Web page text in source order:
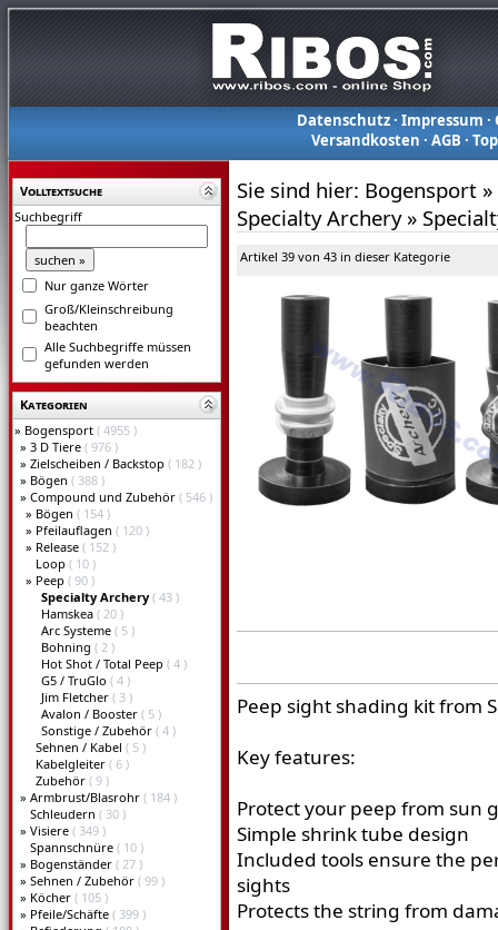
Datenschutz· Impressum ·
Versandkosten ·AGB ·
Volltextsuche
Suchbegriff
Nur ganze Wörter
Groß/Kleinschreibung
beachten
Alle Suchbegriffe müssen
gefunden werden
Kategorien
» Bogensport ( 4955 )
» 3 D Tiere ( 976 )
» Zielscheiben / Backstop ( 182 )
» Bögen ( 388 )
» Compound und Zubehör ( 546 )
» Bögen ( 154 )
» Pfeilauflagen ( 120 )
» Release ( 152 )
Loop ( 10 )
» Peep ( 90 )
Specialty Archery ( 43 )
Hamskea ( 20 )
Arc Systeme ( 5 )
Bohning ( 2 )
Hot Shot / Total Peep ( 4 )
G5 / TruGlo ( 4 )
Jim Fletcher ( 3 )
Avalon / Booster ( 5 )
Sonstige / Zubehör ( 4 )
Sehnen / Kabel ( 5 )
Kabelgleiter ( 6 )
Zubehör ( 9 )
» Armbrust/Blasrohr ( 184 )
Schleudern ( 30 )
» Visiere ( 349 )
Spannschnüre ( 10 )
» Bogenständer ( 27 )
» Sehnen / Zubehör ( 99 )
» Köcher ( 105 )
» Pfeile/Schäfte ( 399 )
Sie sind hier: Bogensport »
Specialty Archery»
Artikel 39 von 43 in dieser Kategorie
Peep sight shading kit from
Key features:
Protect your peep from sun
Simple shrink tube design
Included tools ensure the
sights
Protects the string from